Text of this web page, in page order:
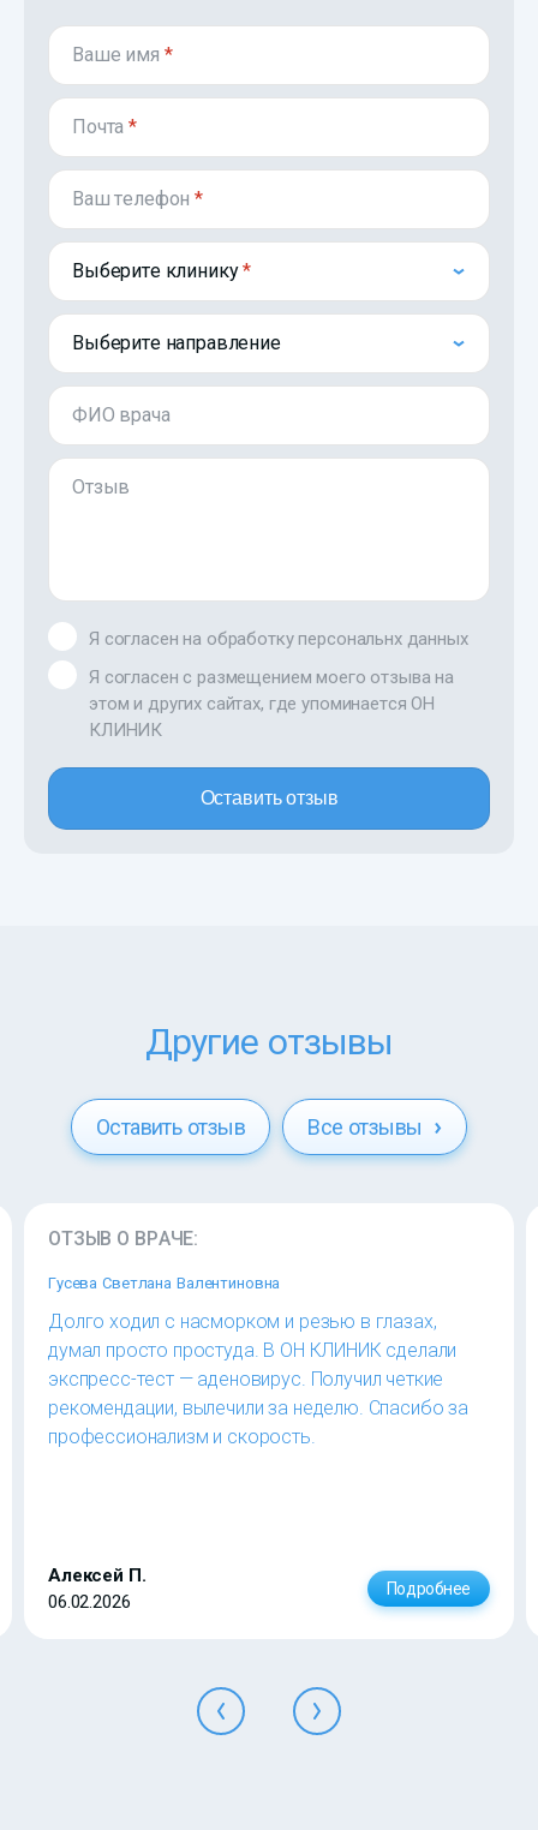
Ваше имя *
Почта*
Ваш телефон*
Выберите клинику
Выберите направление
ФИО врача
Отзыв
Я согласен на обработку персональнх данных
Я согласен с размещением моего отзыва на
этом и других сайтах, где упоминается ОН
КЛИНИК
Оставить отзыв
Другие отзывы
Оставить отзыв Все отзывы
ОТЗЫВ О ВРАЧЕ:
Гусева Светлана Валентиновна
Долго ходил с насморком и резью в глазах,
думал просто простуда. В ОН КЛИНИК сделали
экспресс-тест — аденовирус. Получил четкие
рекомендации, вылечили за неделю. Спасибо за
профессионализм и скорость.
Алексей П.
06.02.2026
Подробнее